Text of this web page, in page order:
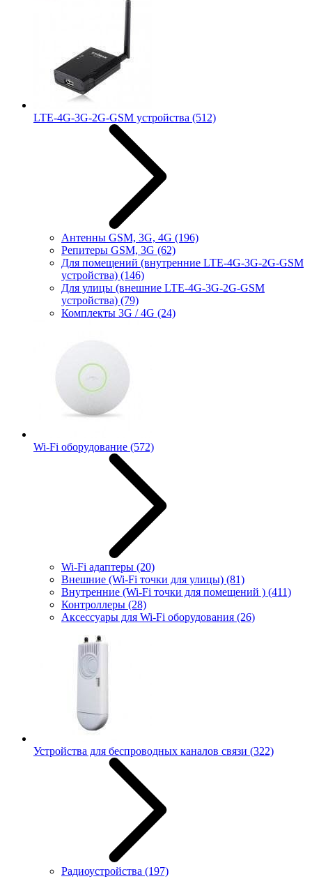
LTE-4G-3G-2G-GSM устройства (512)
Антенны GSM, 3G, 4G (196)
Репитеры GSM, 3G (62)
Для помещений (внутренние LTE-4G-3G-2G-GSM
устройства) (146)
Для улицы (внешние LTE-4G-3G-2G-GSM
устройства) (79)
Комплекты 3G / 4G (24)
Wi-Fi оборудование (572)
Wi-Fi адаптеры (20)
Внешние (Wi-Fi точки для улицы) (81)
Внутренние (Wi-Fi точки для помещений ) (411)
Контроллеры (28)
Аксессуары для Wi-Fi оборудования (26)
Устройства для беспроводных каналов связи (322)
Радиоустройства (197)